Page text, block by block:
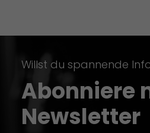
Willst du spannende
Abonniere
Newsletter